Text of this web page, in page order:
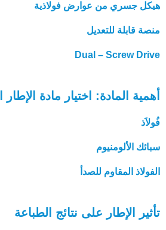
هيكل جسري من عوارض فولاذية
منصة قابلة للتعديل
Dual – Screw Drive
أهمية المادة: اختيار مادة الإطار
فُولاَذ
سبائك الألومنيوم
الفولاذ المقاوم للصدأ
تأثير الإطار على نتائج الطباعة